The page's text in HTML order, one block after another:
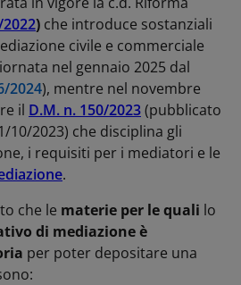
) che introduce sostanziali
civile e commerciale
nel gennaio 2025 dal
/2024), mentre nel novembre
il D.M. n. 150/2023(pubblicato
10/2023) che disciplina gli
i requisiti per i mediatori e le
.
che le materie per le quali lo
di mediazione è
per poter depositare una